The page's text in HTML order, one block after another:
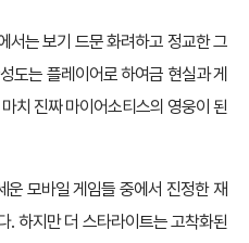
서는 보기 드문 화려하고 정교한 그
도는 플레이어로 하여금 현실과 게
치 진짜 마이어소티스의 영웅이 된
모바일 게임들 중에서 진정한 재
. 하지만 더 스타라이트는 고착화된